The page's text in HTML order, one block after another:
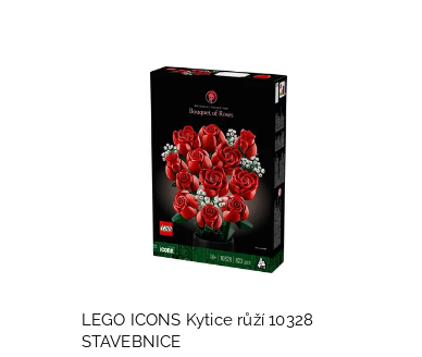
LEGO ICONS Kytice růží 10328
STAVEBNICE